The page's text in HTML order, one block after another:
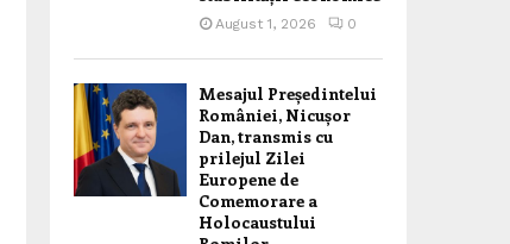
August 1, 2026 0
Mesajul Președintelui
României, Nicușor
Dan, transmis cu
prilejul Zilei
Europene de
Comemorare a
Holocaustului